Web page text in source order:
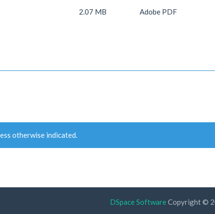
2.07 MB Adobe PDF
otherwise indicated.
DSpace Software Copyright ©